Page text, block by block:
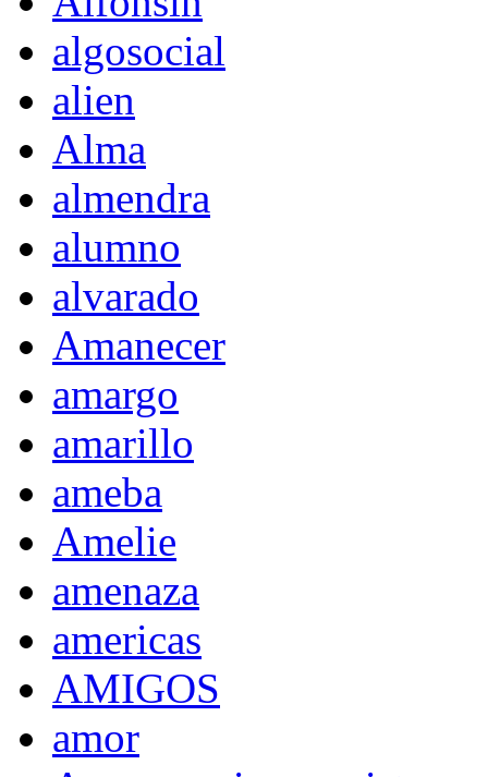
algosocial
alien
Alma
almendra
alumno
alvarado
Amanecer
amargo
amarillo
ameba
Amelie
amenaza
americas
AMIGOS
amor